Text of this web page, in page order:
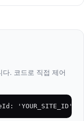
. 코드로 직접 제어